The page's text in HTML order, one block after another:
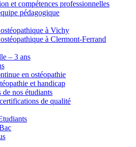
et compétences professionnelles
pédagogique
à Vichy
à Clermont-Ferrand
– 3 ans
en ostéopathie
et handicap
de nos étudiants
de qualité